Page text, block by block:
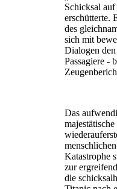
Schicksal
erschütterte.
des
sich mit
Dialogen
Passagiere -
Das
Katastrophe
zur
die